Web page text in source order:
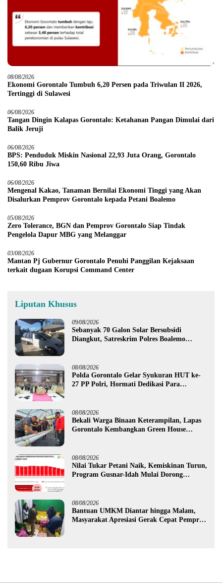
08/08/2026
Ekonomi Gorontalo Tumbuh 6,20 Persen pada Triwulan II 2026,
Tertinggi di Sulawesi
06/08/2026
Tangan Dingin Kalapas Gorontalo: Ketahanan Pangan Dimulai dari
Balik Jeruji
06/08/2026
BPS: Penduduk Miskin Nasional 22,93 Juta Orang, Gorontalo
150,60 Ribu Jiwa
06/08/2026
Mengenal Kakao, Tanaman Bernilai Ekonomi Tinggi yang Akan
Disalurkan Pemprov Gorontalo kepada Petani Boalemo
05/08/2026
Zero Tolerance, BGN dan Pemprov Gorontalo Siap Tindak
Pengelola Dapur MBG yang Melanggar
03/08/2026
Mantan Pj Gubernur Gorontalo Penuhi Panggilan Kejaksaan
terkait dugaan Korupsi Command Center
Liputan Khusus
09/08/2026
Sebanyak 70 Galon Solar Bersubsidi
Diangkut, Satreskrim Polres Boalemo
08/08/2026
Polda Gorontalo Gelar Syukuran HUT ke-
27 PP Polri, Hormati Dedikasi Para
08/08/2026
Bekali Warga Binaan Keterampilan, Lapas
Gorontalo Kembangkan Green House
08/08/2026
Nilai Tukar Petani Naik, Kemiskinan Turun,
Program Gusnar-Idah Mulai Dorong
08/08/2026
Bantuan UMKM Diantar hingga Malam,
Masyarakat Apresiasi Gerak Cepat Pemprov